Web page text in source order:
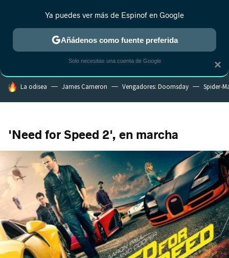
MENÚ NUEVO
ESTRENOS REALITY ANIME RANKINGS CINE
HOY SE HABLA DE
La odisea James Cameron Vengadores: Doomsday Spider-
'Need for Speed 2', en marcha
×
Ya puedes ver más de Espinof en Google
Añádenos como fuente preferida
Solo necesitas una cuenta de Google